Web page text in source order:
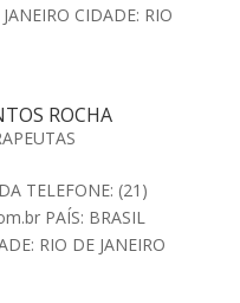
CIDADE: RIO
ROCHA
TELEFONE: (21)
PAÍS: BRASIL
RIO DE JANEIRO